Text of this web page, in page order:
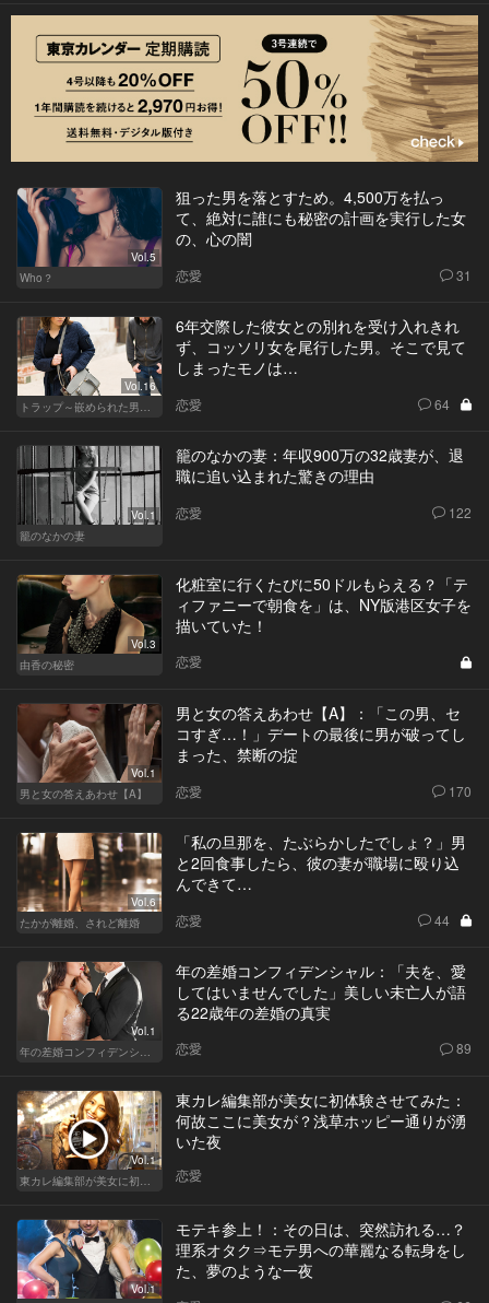
Vol.5
Who？
狙った男を落とすため。4,500万を払っ
て、絶対に誰にも秘密の計画を実行した女
の、心の闇
恋愛 31
Vol.16
トラップ～嵌められた男と女～
6年交際した彼女との別れを受け入れきれ
ず、コッソリ女を尾行した男。そこで見て
しまったモノは…
恋愛 64
Vol.1
籠のなかの妻
籠のなかの妻：年収900万の32歳妻が、退
職に追い込まれた驚きの理由
恋愛 122
Vol.3
由香の秘密
化粧室に行くたびに50ドルもらえる？「テ
ィファニーで朝食を」は、NY版港区女子を
描いていた！
恋愛
Vol.1
男と女の答えあわせ【A】
男と女の答えあわせ【A】：「この男、セ
コすぎ…！」デートの最後に男が破ってし
まった、禁断の掟
恋愛 170
Vol.6
たかが離婚、されど離婚
「私の旦那を、たぶらかしたでしょ？」男
と2回食事したら、彼の妻が職場に殴り込
んできて…
恋愛 44
Vol.1
年の差婚コンフィデンシャル
年の差婚コンフィデンシャル：「夫を、愛
してはいませんでした」美しい未亡人が語
る22歳年の差婚の真実
恋愛 89
Vol.1
東カレ編集部が美女に初体験させてみた
東カレ編集部が美女に初体験させてみた：
何故ここに美女が？浅草ホッピー通りが湧
いた夜
恋愛
Vol.1
モテキ参上！：その日は、突然訪れる…？
理系オタク⇒モテ男への華麗なる転身をし
た、夢のような一夜